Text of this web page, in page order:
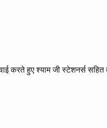
हुए श्याम जी स्टेशनर्स सहित